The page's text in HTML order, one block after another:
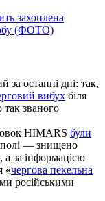
захоплена
(ФОТО)
за останні дні: так,
вибух біля
так званого
HIMARS були
— знищено
а за інформацією
«чергова пекельна
російськими